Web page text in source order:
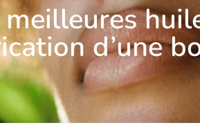
d’une